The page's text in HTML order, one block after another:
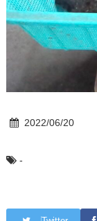
2022/06/20
-